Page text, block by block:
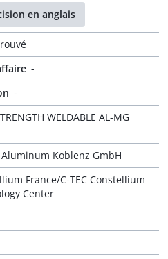
en anglais
-
-
WELDABLE AL-MG
Koblenz GmbH
France/C-TEC Constellium
Center